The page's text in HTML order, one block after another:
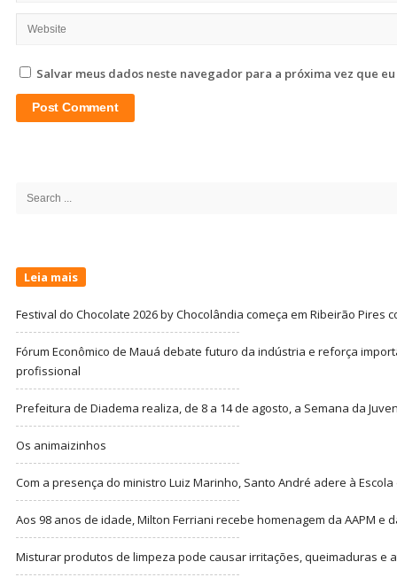
Salvar meus dados neste navegador para a próxima vez que
Search
Leia mais
Festival do Chocolate 2026 by Chocolândia começa em Ribeirão Pires
Fórum Econômico de Mauá debate futuro da indústria e reforça
profissional
Prefeitura de Diadema realiza, de 8 a 14 de agosto, a Semana da
Os animaizinhos
Com a presença do ministro Luiz Marinho, Santo André adere à
Aos 98 anos de idade, Milton Ferriani recebe homenagem da AAPM e
Misturar produtos de limpeza pode causar irritações, queimaduras e